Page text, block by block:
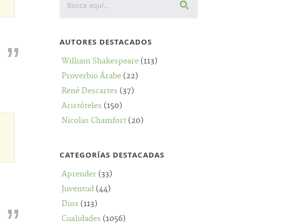
AUTORES DESTACADOS
William Shakespeare (113)
Proverbio Árabe (22)
René Descartes (37)
Aristóteles (150)
Nicolas Chamfort (20)
CATEGORÍAS DESTACADAS
Aprender (33)
Juventud (44)
Dios (113)
Cualidades (1056)